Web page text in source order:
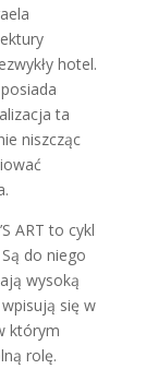
hotel.
ta
niszcząc
ART to cykl
do niego
wysoką
się w
którym
rolę.